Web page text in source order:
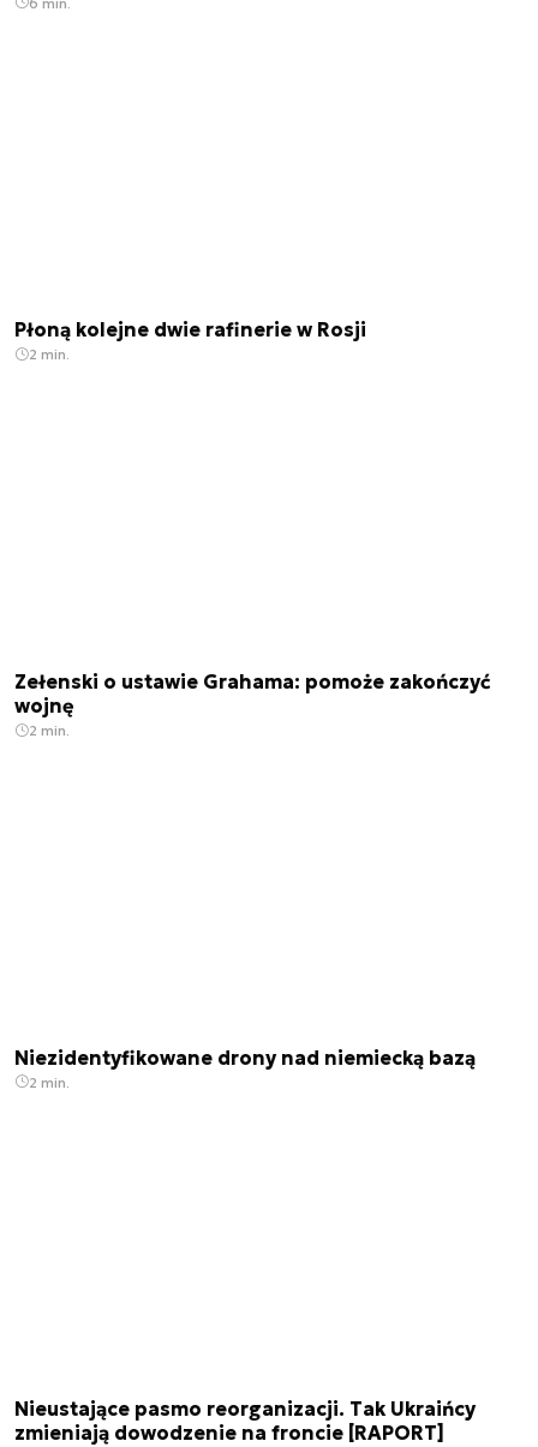
Płoną kolejne dwie rafinerie w Rosji
2 min.
Zełenski o ustawie Grahama: pomoże zakończyć
wojnę
2 min.
Niezidentyfikowane drony nad niemiecką bazą
2 min.
Nieustające pasmo reorganizacji. Tak Ukraińcy
zmieniają dowodzenie na froncie [RAPORT]